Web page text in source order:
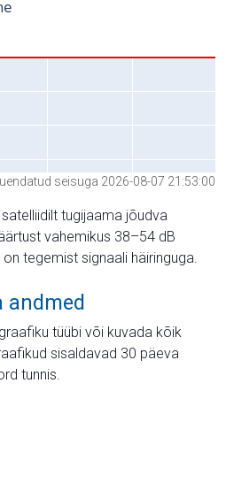
seisuga 2026-08-07 21:53:00
tugijaama jõudva
vahemikus 38–54 dB
tegemist signaali häiringuga.
andmed
tüübi või kuvada kõik
sisaldavad 30 päeva
tunnis.